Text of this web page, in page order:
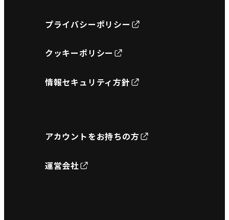
プライバシーポリシー
クッキーポリシー
情報セキュリティ方針
アカウントをお持ちの方
運営会社